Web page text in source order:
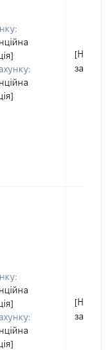
[Не
[Не